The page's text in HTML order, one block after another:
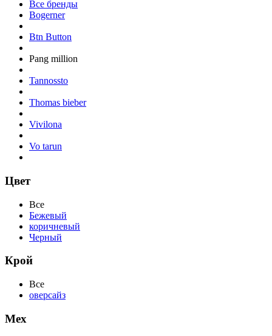
Все бренды
Bogerner
Btn Button
Pang million
Tannossto
Thomas bieber
Vivilona
Vo tarun
Цвет
Все
Бежевый
коричневый
Черный
Крой
Все
оверсайз
Мех